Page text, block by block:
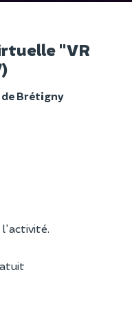
"VR
de Brétigny
l'activité.